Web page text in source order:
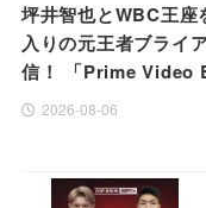
坪井智也とWBC王座
入りの元王者ブライ
信！ 「Prime Video
2026-08-06